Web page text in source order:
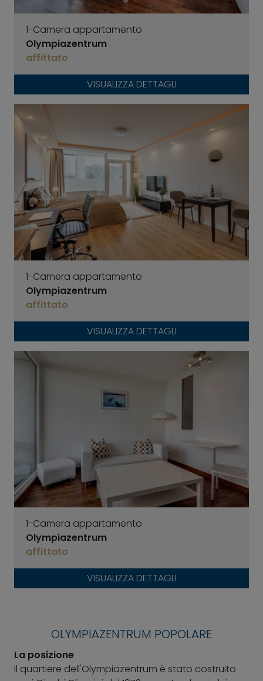
1-Camera appartamento
Olympiazentrum
affittato
VISUALIZZA DETTAGLI
1-Camera appartamento
Olympiazentrum
affittato
VISUALIZZA DETTAGLI
1-Camera appartamento
Olympiazentrum
affittato
VISUALIZZA DETTAGLI
OLYMPIAZENTRUM POPOLARE
La posizione
Il quartiere dell'Olympiazentrum è stato costruito